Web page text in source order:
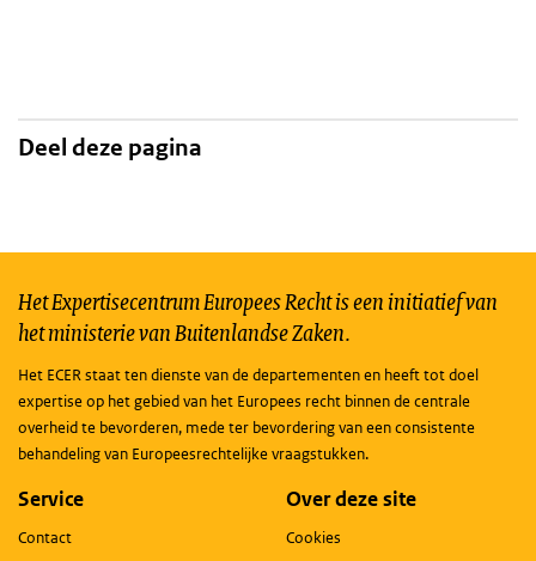
Deel deze pagina
Het Expertisecentrum Europees Recht is een initiatief van
het ministerie van Buitenlandse Zaken.
Het ECER staat ten dienste van de departementen en heeft tot doel
expertise op het gebied van het Europees recht binnen de centrale
overheid te bevorderen, mede ter bevordering van een consistente
behandeling van Europeesrechtelijke vraagstukken.
Service
Contact
Over deze site
Cookies